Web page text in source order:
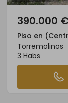
390.000 €
Piso en
Torremolinos
3 Habs